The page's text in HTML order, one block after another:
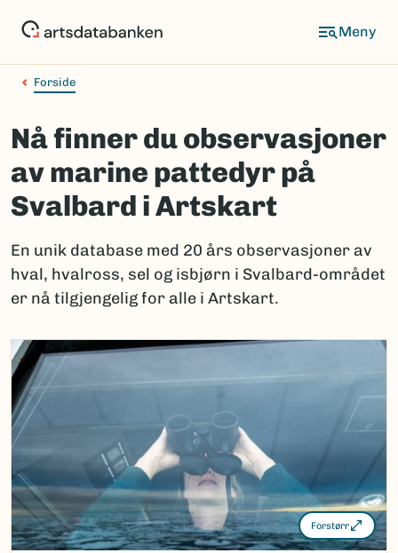
Forside
Nå finner du observasjoner
av marine pattedyr på
Svalbard i Artskart
En unik database med 20 års observasjoner av
hval, hvalross, sel og isbjørn i Svalbard-området
er nå tilgjengelig for alle i Artskart.
Forstørr